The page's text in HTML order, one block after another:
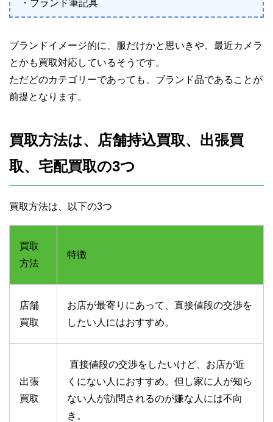
・ブランド筆記具
ブランドイメージ的に、服だけかと思いきや、最近カメラ
とかも買取対応しているそうです。
ただどのカテゴリーであっても、ブランド品であることが
前提となります。
買取方法は、店舗持込買取、出張買
取、宅配買取の3つ
買取方法は、以下の3つ
買取
方法
特徴
店舗
買取
お店が最寄りにあって、直接値段の交渉を
したい人にはおすすめ。
出張
買取
直接値段の交渉をしたいけど、お店が近
くにない人におすすめ。但し家に人が知ら
ない人が訪問されるのが嫌な人には不向
き。